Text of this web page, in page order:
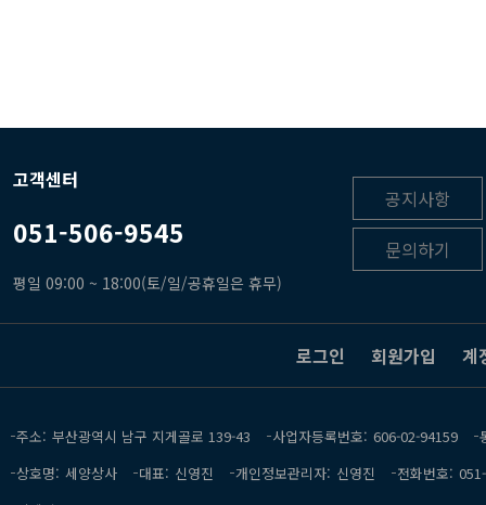
고객센터
051-506-9545
평일 09:00 ~ 18:00(토/일/공휴일은 휴무)
공지사항
문의하기
로그인 회원가입 계
주소 부산광역시 남구 지게골로 139-43 사업자등록번호 606-02-94159
상호명 세양상사 대표 신영진 개인정보관리자 신영진 전화번호